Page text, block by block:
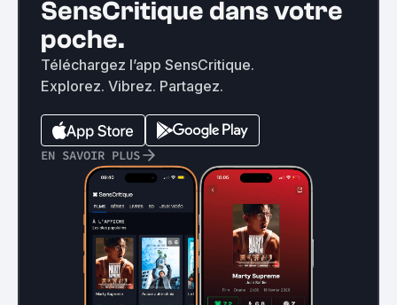
SensCritique dans votre
poche.
Téléchargez l’app SensCritique.
Explorez. Vibrez. Partagez.
EN SAVOIR PLUS